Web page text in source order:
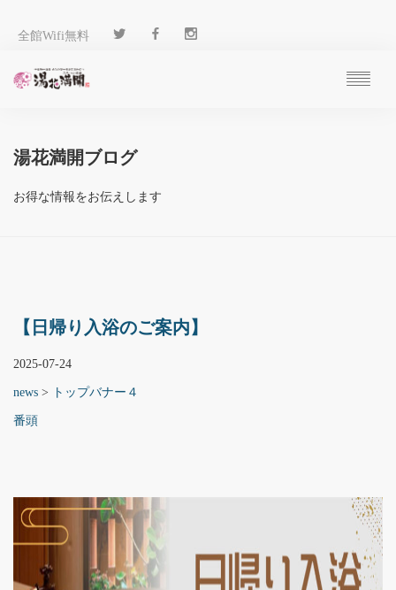
全館Wifi無料
過ごし方
客 室
温 泉
ENGLISH
湯花満開ブログ
お得な情報をお伝えします
【日帰り入浴のご案内】
2025-07-24
news > トップバナー４
番頭